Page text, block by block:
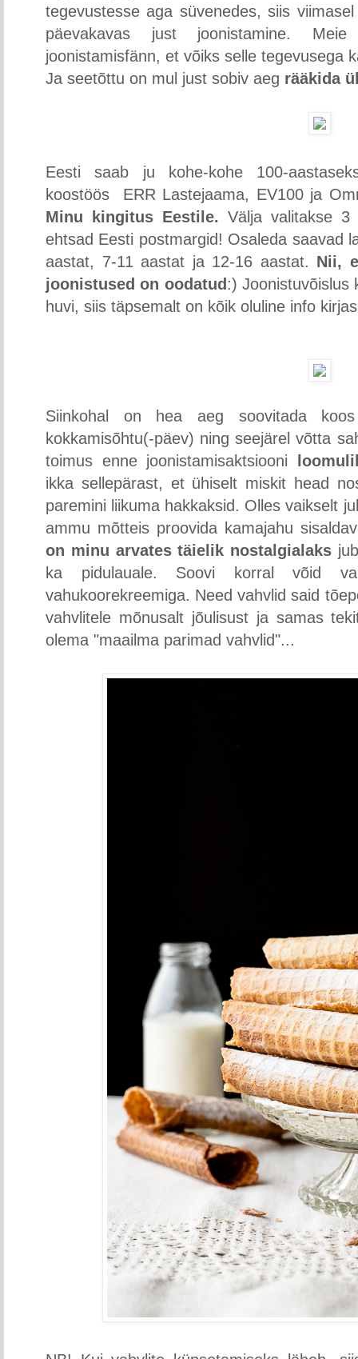
tegevustesse aga süvenedes, siis
päevakavas just joonistamine.
joonistamisfänn, et võiks selle tegevusega
Ja seetõttu on mul just sobiv aeg rääkida
Eesti saab ju kohe-kohe 100-
koostöös ERR Lastejaama, EV100 ja
Minu kingitus Eestile. Välja valitakse 3
ehtsad Eesti postmargid! Osaleda saavad
aastat, 7-11 aastat ja 12-16 aastat. Nii,
joonistused on oodatud :) Joonistuvõislus
huvi, siis täpsemalt on kõik oluline info
Siinkohal on hea aeg soovitada
kokkamisõhtu(-päev) ning seejärel võtta
toimus enne joonistamisaktsiooni
ikka sellepärast, et ühiselt miskit head
paremini liikuma hakkaksid. Olles vaikselt
ammu mõtteis proovida kamajahu
on minu arvates täielik nostalgialaks
ka pidulauale. Soovi korral võid
vahukoorekreemiga. Need vahvlid said
vahvlitele mõnusalt jõulisust ja samas
olema "maailma parimad vahvlid"...